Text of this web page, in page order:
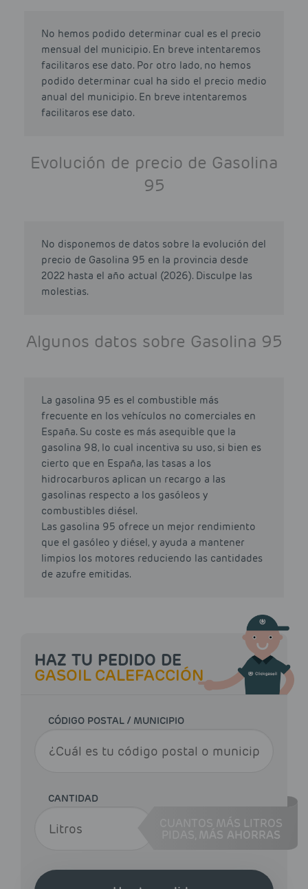
No hemos podido determinar cual es el precio
mensual del municipio. En breve intentaremos
facilitaros ese dato. Por otro lado, no hemos
podido determinar cual ha sido el precio medio
anual del municipio. En breve intentaremos
facilitaros ese dato.
Evolución de precio de Gasolina
95
No disponemos de datos sobre la evolución del
precio de Gasolina 95 en la provincia desde
2022 hasta el año actual (2026). Disculpe las
molestias.
Algunos datos sobre Gasolina 95
La gasolina 95 es el combustible más
frecuente en los vehículos no comerciales en
España. Su coste es más asequible que la
gasolina 98, lo cual incentiva su uso, si bien es
cierto que en España, las tasas a los
hidrocarburos aplican un recargo a las
gasolinas respecto a los gasóleos y
combustibles diésel.
Las gasolina 95 ofrece un mejor rendimiento
que el gasóleo y diésel, y ayuda a mantener
limpios los motores reduciendo las cantidades
de azufre emitidas.
HAZ TU PEDIDO DE
GASOIL CALEFACCIÓN
CÓDIGO POSTAL / MUNICIPIO
CANTIDAD
CUANTOS MÁS LITROS
MÁS AHORRAS